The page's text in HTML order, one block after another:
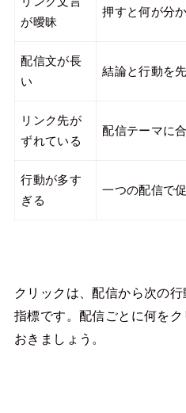
が曖昧
押すと何が分
配信文が長
い
結論と行動を
リンク先が
ずれている
配信テーマに
行動が多す
ぎる
一つの配信で
クリックは、配信から次の
指標です。配信ごとに何を
おきましょう。